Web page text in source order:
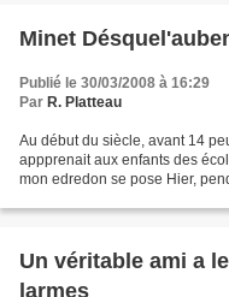
Minet
Publié le 30/03/2008 à 16:29
Par R. Platteau
Au début du siècle, avant 14
appprenait aux enfants des
mon edredon se pose Hier,
Un véritable ami a
larmes